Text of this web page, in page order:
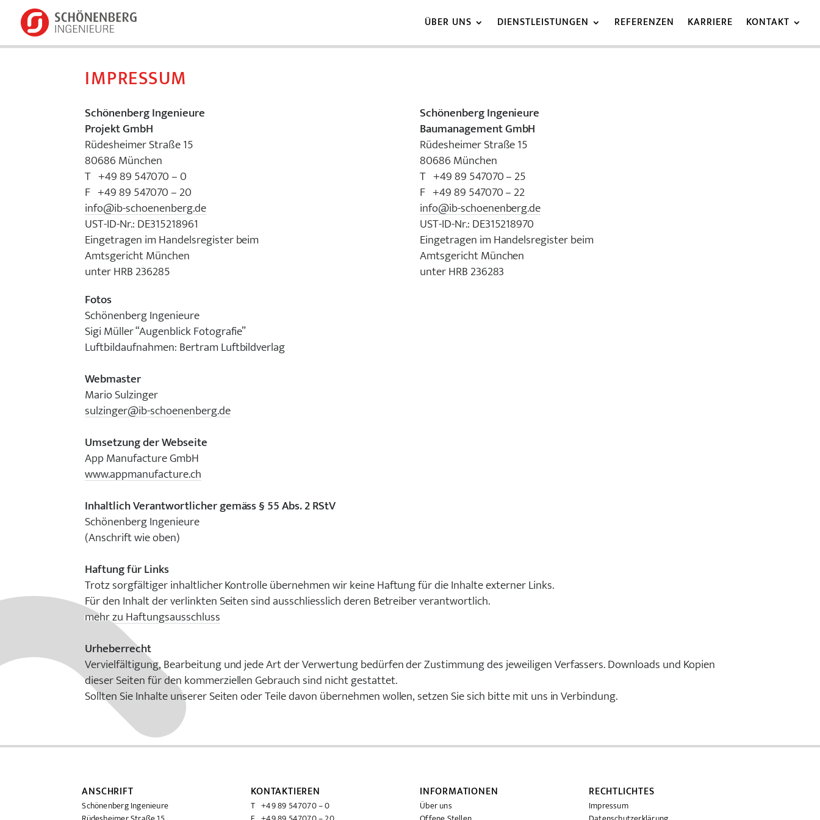
ÜBER UNS DIENSTLEISTUNGEN REFERENZEN KARRIERE KONTAKT
IMPRESSUM
Schönenberg Ingenieure
Projekt GmbH
Rüdesheimer Straße 15
80686 München
T +49 89 547070 – 0
F +49 89 547070 – 20
info@ib-schoenenberg.de
UST-ID-Nr.: DE315218961
Eingetragen im Handelsregister beim
Amtsgericht München
unter HRB 236285
Schönenberg Ingenieure
Baumanagement GmbH
Rüdesheimer Straße 15
80686 München
T +49 89 547070 – 25
F +49 89 547070 – 22
info@ib-schoenenberg.de
UST-ID-Nr.: DE315218970
Eingetragen im Handelsregister beim
Amtsgericht München
unter HRB 236283
Fotos
Schönenberg Ingenieure
Sigi Müller “Augenblick Fotografie”
Luftbildaufnahmen: Bertram Luftbildverlag
Webmaster
Mario Sulzinger
sulzinger@ib-schoenenberg.de
Umsetzung der Webseite
App Manufacture GmbH
www.appmanufacture.ch
Inhaltlich Verantwortlicher gemäss § 55 Abs. 2 RStV
Schönenberg Ingenieure
(Anschrift wie oben)
Haftung für Links
Trotz sorgfältiger inhaltlicher Kontrolle übernehmen wir keine Haftung für die Inhalte externer Links.
Für den Inhalt der verlinkten Seiten sind ausschliesslich deren Betreiber verantwortlich.
mehr zu Haftungsausschluss
Urheberrecht
Vervielfältigung, Bearbeitung und jede Art der Verwertung bedürfen der Zustimmung des jeweiligen Verfassers. Downloads und Kopien
dieser Seiten für den kommerziellen Gebrauch sind nicht gestattet.
Sollten Sie Inhalte unserer Seiten oder Teile davon übernehmen wollen, setzen Sie sich bitte mit uns in Verbindung.
ANSCHRIFT
Schönenberg Ingenieure
KONTAKTIEREN
T +49 89 547070 – 0
INFORMATIONEN
Über uns
RECHTLICHTES
Impressum